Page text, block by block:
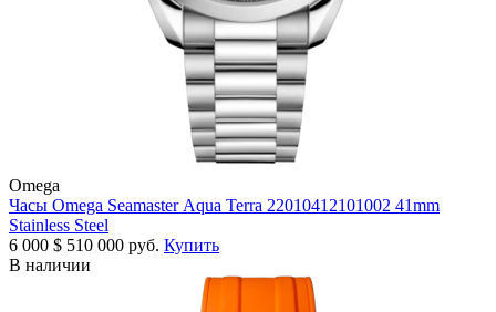
Omega
Часы Omega Seamaster Aqua Terra 22010412101002 41mm
Stainless Steel
6 000 $ 510 000 руб. Купить
В наличии